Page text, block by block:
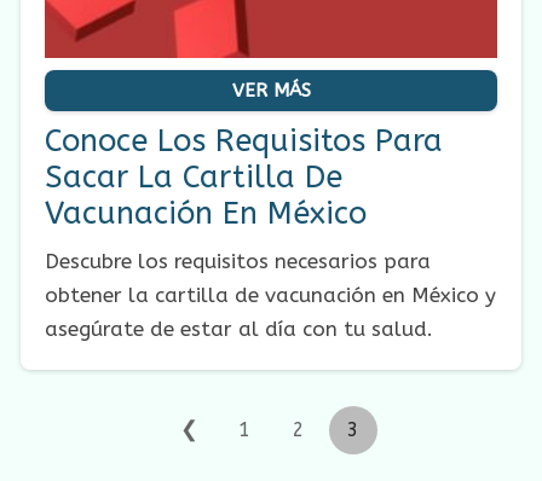
VER MÁS
Conoce Los Requisitos Para
Sacar La Cartilla De
Vacunación En México
Descubre los requisitos necesarios para
obtener la cartilla de vacunación en México y
asegúrate de estar al día con tu salud.
❮ 1 2 3